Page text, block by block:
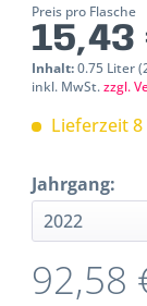
Preis pro Flasche
15,43
Inhalt:0.75 Liter
inkl. MwSt.zzgl.
Lieferzeit
Jahrgang:
92,58